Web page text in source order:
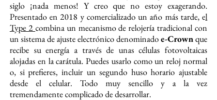
siglo ¡nada menos! Y creo que no estoy exagerando.
Presentado en 2018 y comercializado un año más tarde, el
Type 2 combina un mecanismo de relojería tradicional con
un sistema de ajuste electrónico denominadoe-Crown que
recibe su energía a través de unas células fotovoltaicas
alojadas en la carátula. Puedes usarlo como un reloj normal
o, si prefieres, incluir un segundo huso horario ajustable
desde el celular. Todo muy sencillo y a la vez
tremendamente complicado de desarrollar.